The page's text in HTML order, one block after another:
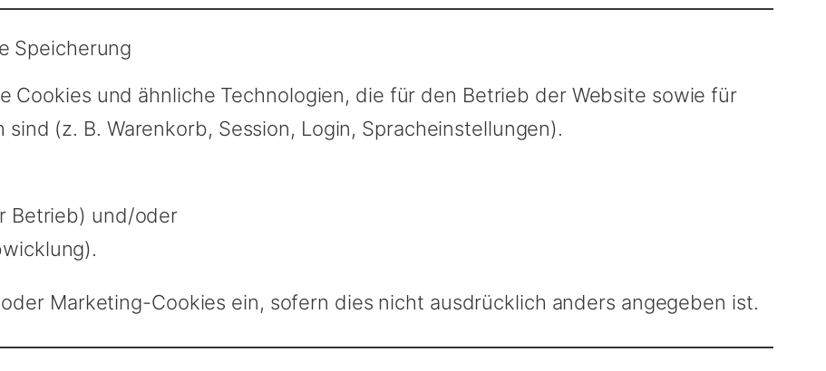
Speicherung
Cookies und ähnliche Technologien, die für den Betrieb der Website sowie für
(z. B. Warenkorb, Session, Login, Spracheinstellungen).
Betrieb) und/oder
Marketing-Cookies ein, sofern dies nicht ausdrücklich anders angegeben ist.